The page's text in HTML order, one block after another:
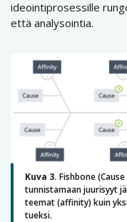
ideointiprosessille
että analysointia.
Kuva 3. Fishbone
tunnistamaan juurisyyt
teemat (affinity) kuin
tueksi.